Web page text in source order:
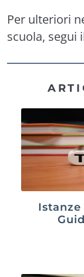
Per ulteriori
scuola, segui
Istanze